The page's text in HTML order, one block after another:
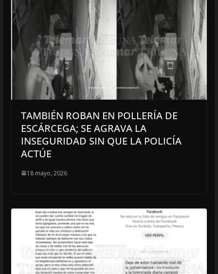
TAMBIÉN ROBAN EN POLLERÍA DE
ESCÁRCEGA; SE AGRAVA LA
INSEGURIDAD SIN QUE LA POLICÍA
ACTÚE
18 mayo, 2026